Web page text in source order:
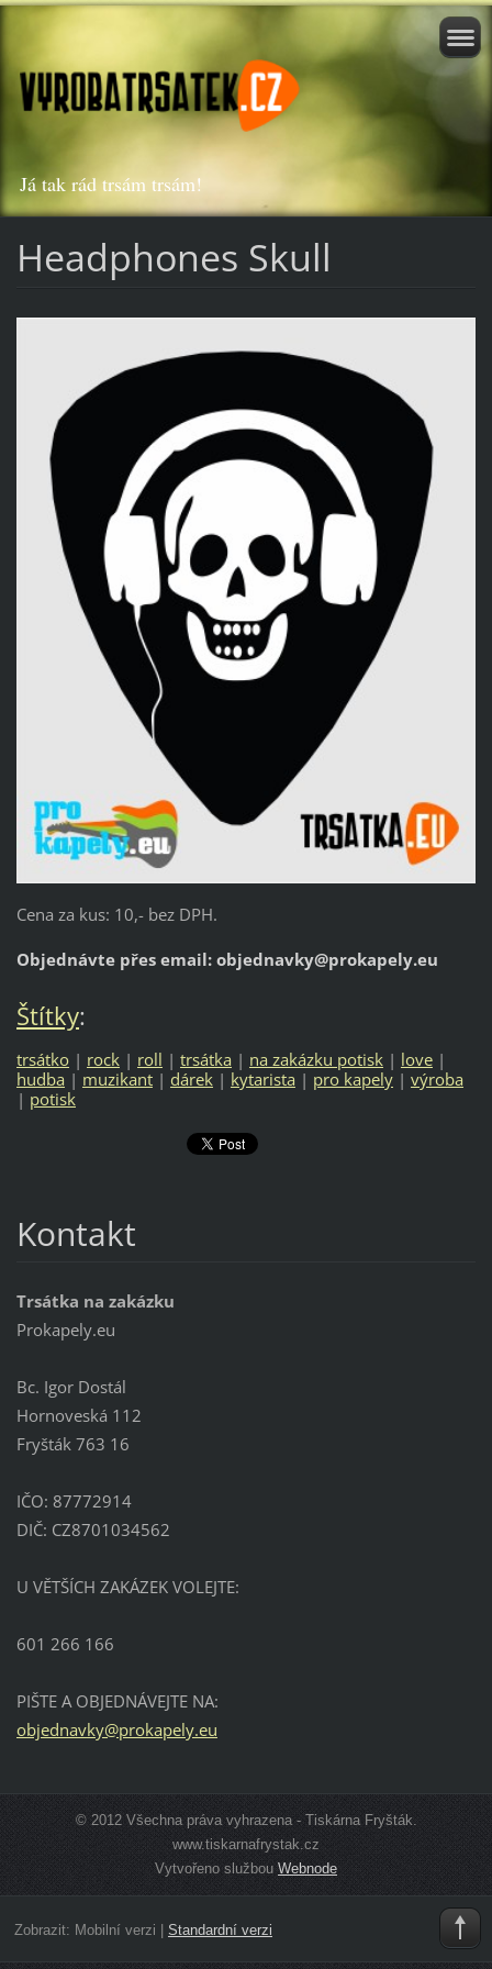
Já tak rád trsám trsám!
Headphones Skull
Cena za kus: 10,- bez DPH.
Objednávte přes email: objednavky@prokapely.eu
Štítky:
trsátko | rock | roll | trsátka | na zakázku potisk | love |
hudba | muzikant | dárek | kytarista | pro kapely | výroba
| potisk
Kontakt
Trsátka na zakázku
Prokapely.eu
Bc. Igor Dostál
Hornoveská 112
Fryšták 763 16
IČO: 87772914
DIČ: CZ8701034562
U VĚTŠÍCH ZAKÁZEK VOLEJTE:
601 266 166
PIŠTE A OBJEDNÁVEJTE NA:
objednavky@prokapely.eu
© 2012 Všechna práva vyhrazena - Tiskárna Fryšták.
www.tiskarnafrystak.cz
Vytvořeno službouWebnode
Zobrazit: Mobilní verzi Standardní verzi